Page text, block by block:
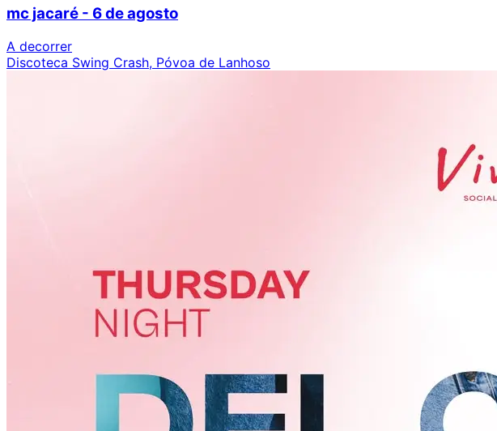
mc jacaré - 6 de agosto
A decorrer
Discoteca Swing Crash, Póvoa de Lanhoso